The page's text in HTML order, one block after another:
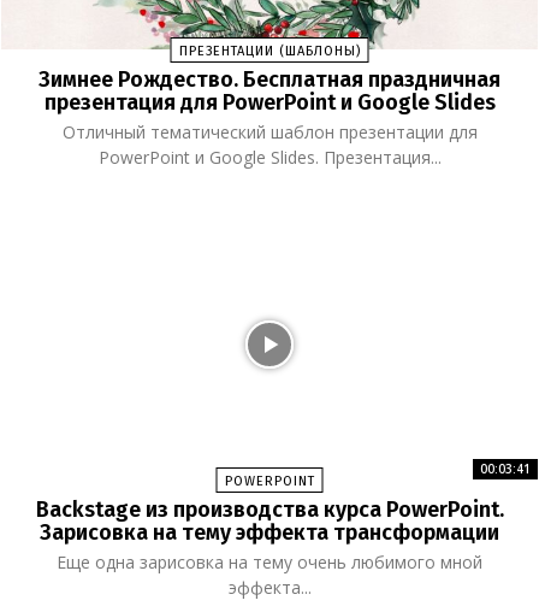
ПРЕЗЕНТАЦИИ (ШАБЛОНЫ)
Зимнее Рождество. Бесплатная праздничная
презентация для PowerPoint и Google Slides
Отличный тематический шаблон презентации для
PowerPoint и Google Slides. Презентация...
POWERPOINT
00:03:41
Backstage из производства курса PowerPoint.
Зарисовка на тему эффекта трансформации
Еще одна зарисовка на тему очень любимого мной
эффекта...